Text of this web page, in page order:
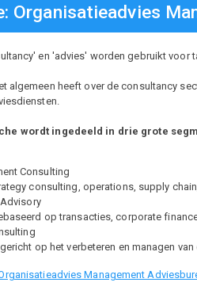
Organisatieadvies
en 'advies' worden gebruikt voor
algemeen heeft over de consultancy
wordt ingedeeld in drie grote
Consulting
consulting, operations, supply
op transacties, corporate
op het verbeteren en managen
Management